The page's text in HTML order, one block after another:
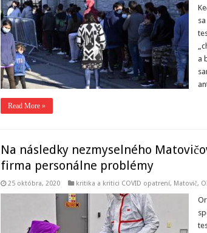
a
Read More »
Na následky nezmyselného
firma personálne problémy
25 októbra, 2020 kritika a kritici COVID opatrení, Matovič,